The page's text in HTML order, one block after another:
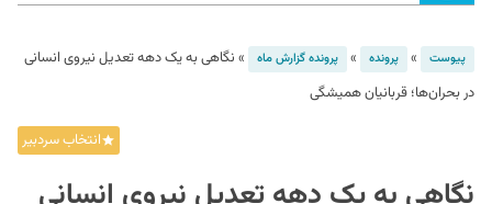
پیوست » پرونده » پرونده گزارش ماه » نگاهی به یک دهه تعدیل نیروی انسانی
در بحران‌ها؛ قربانیان همیشگی
انتخاب سردبیر